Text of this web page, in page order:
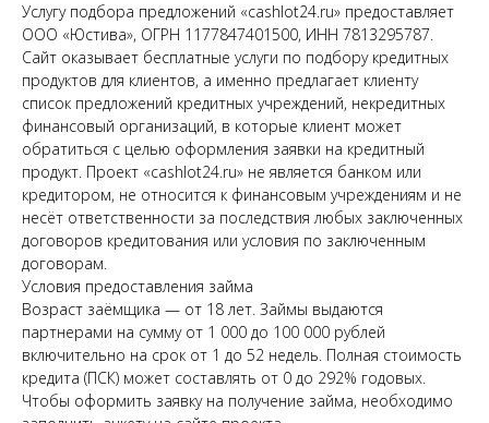
Услугу подбора предложений «cashlot24.ru» предоставляет
ООО «Юстива», ОГРН 1177847401500, ИНН 7813295787.
Сайт оказывает бесплатные услуги по подбору кредитных
продуктов для клиентов, а именно предлагает клиенту
список предложений кредитных учреждений, некредитных
финансовый организаций, в которые клиент может
обратиться с целью оформления заявки на кредитный
продукт. Проект «cashlot24.ru» не является банком или
кредитором, не относится к финансовым учреждениям и не
несёт ответственности за последствия любых заключенных
договоров кредитования или условия по заключенным
договорам.
Условия предоставления займа
Возраст заёмщика — от 18 лет. Займы выдаются
партнерами на сумму от 1 000 до 100 000 рублей
включительно на срок от 1 до 52 недель. Полная стоимость
кредита (ПСК) может составлять от 0 до 292% годовых.
Чтобы оформить заявку на получение займа, необходимо